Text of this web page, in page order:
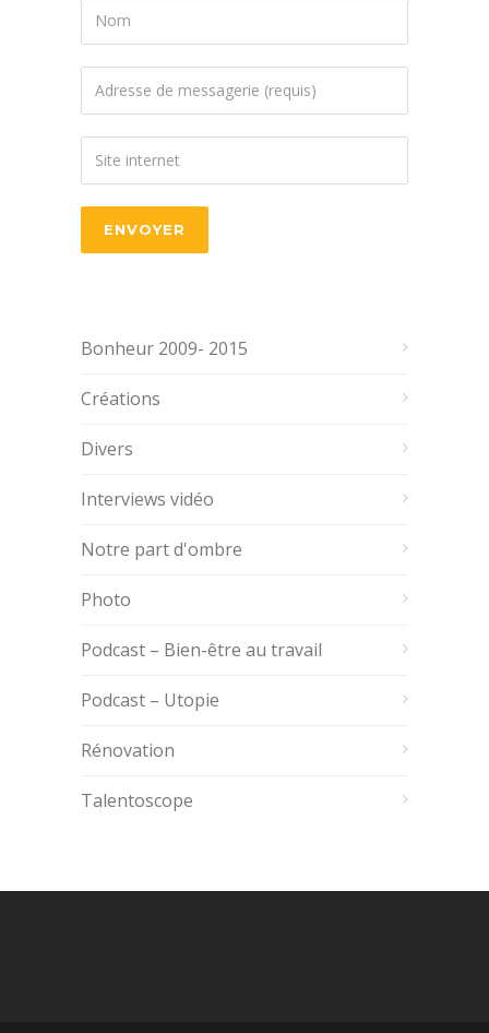
Bonheur 2009- 2015
Créations
Divers
Interviews vidéo
Notre part d'ombre
Photo
Podcast – Bien-être au travail
Podcast – Utopie
Rénovation
Talentoscope